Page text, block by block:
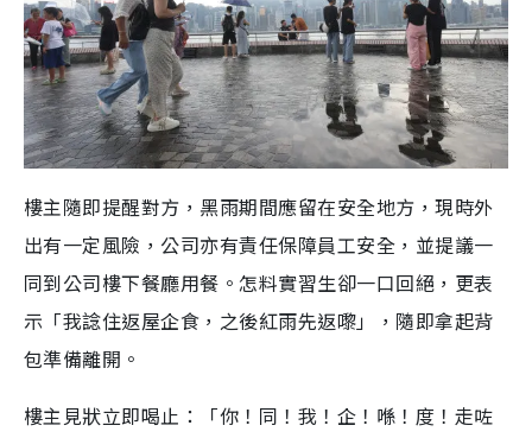
樓主隨即提醒對方，黑雨期間應留在安全地方，現時外
出有一定風險，公司亦有責任保障員工安全，並提議一
同到公司樓下餐廳用餐。怎料實習生卻一口回絕，更表
示「我諗住返屋企食，之後紅雨先返嚟」，隨即拿起背
包準備離開。
樓主見狀立即喝止：「你！同！我！企！喺！度！走咗